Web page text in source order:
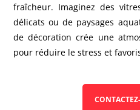
fraîcheur. Imaginez des
délicats ou de paysages
de décoration crée une
pour réduire le stress et